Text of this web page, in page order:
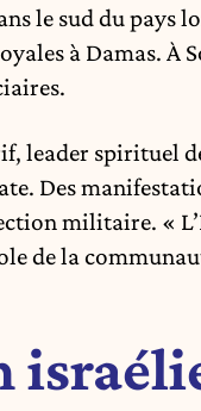
le sud du pays
à Damas. À
leader spirituel
Des
militaire. «
de la